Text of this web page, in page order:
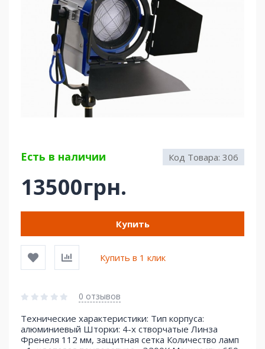
Есть в наличии Код Товара: 306
13500грн.
Купить
Купить в 1 клик
0 отзывов
Технические характеристики: Тип корпуса:
алюминиевый Шторки: 4-х створчатые Линза
Френеля 112 мм, защитная сетка Количество ламп